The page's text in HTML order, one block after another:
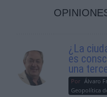
¿La
es
una
Por Álvaro
Geopolítica